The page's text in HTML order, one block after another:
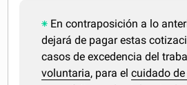
En contraposición a lo
dejará de pagar estas
casos de excedencia del
voluntaria, para elcuidado